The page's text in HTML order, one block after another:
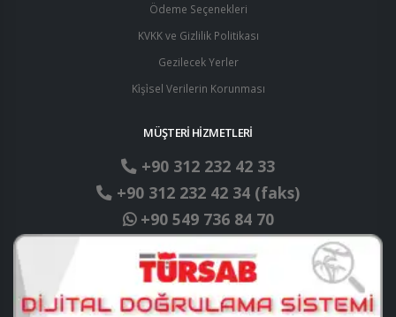
Ödeme Seçenekleri
KVKK ve Gizlilik Politikası
Gezilecek Yerler
Ki̇şi̇sel Verilerin Korunması
MÜŞTERİ HİZMETLERİ
+90 312 232 42 33
+90 312 232 42 34 (faks)
+90 549 736 84 70